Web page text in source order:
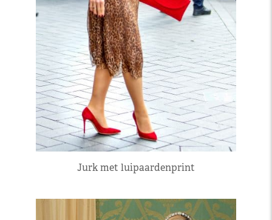
Jurk met luipaardenprint